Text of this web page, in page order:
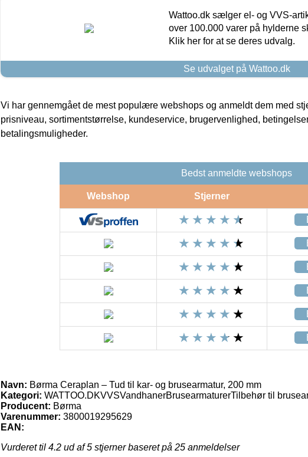
Wattoo.dk sælger el- og VVS-
over 100.000 varer på hylderne
Klik her for at se deres udvalg.
Se udvalget på Wattoo.dk
Vi har gennemgået de mest populære webshops og anmeldt dem med
prisniveau, sortimentstørrelse, kundeservice, brugervenlighed,
betalingsmuligheder.
Bedst anmeldte webshops
Webshop Stjerner
Navn: Børma Ceraplan – Tud til kar- og brusearmatur, 200 mm
Kategori: WATTOO.DKVVSVandhanerBrusearmaturerTilbehør til
Producent: Børma
Varenummer: 3800019295629
EAN:
Vurderet til 4.2 ud af 5 stjerner baseret på 25 anmeldelser